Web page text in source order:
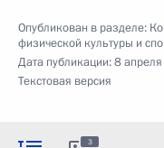
Опубликован в разделе:
физической культуры и
Дата публикации:8
Текстовая версия
3